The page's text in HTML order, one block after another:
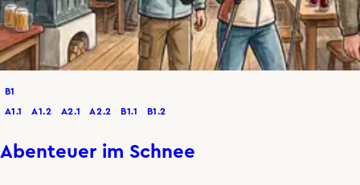
B1
A1.1 A1.2 A2.1 A2.2 B1.1 B1.2
Abenteuer im Schnee